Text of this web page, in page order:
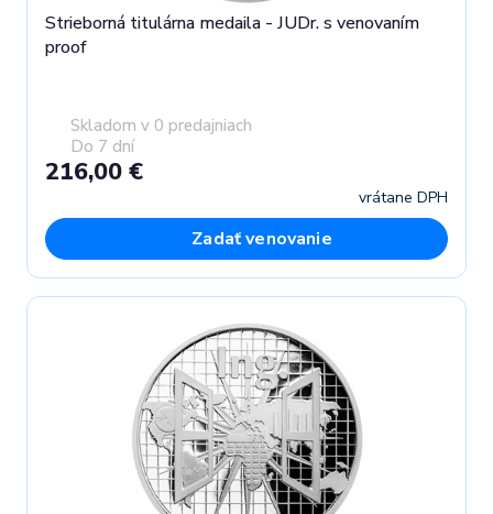
Strieborná titulárna medaila - JUDr. s venovaním
proof
Skladom v 0 predajniach
Do 7 dní
216,00 €
vrátane DPH
Zadať venovanie